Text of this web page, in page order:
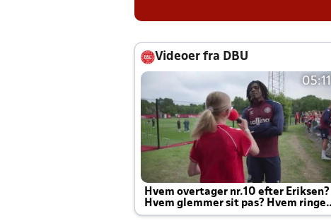
Videoer fra DBU
05:11
Hvem overtager nr.10 efter Eriksen?
Hvem glemmer sit pas? Hvem ringer
Joachim altid til efter kampe?